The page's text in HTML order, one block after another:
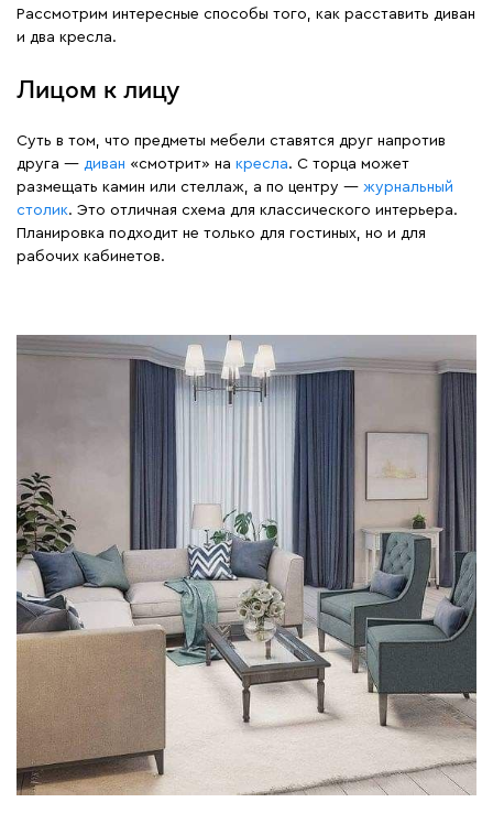
Рассмотрим интересные способы того, как расставить диван
и два кресла.
Лицом к лицу
Суть в том, что предметы мебели ставятся друг напротив
друга — диван «смотрит» на кресла. С торца может
размещать камин или стеллаж, а по центру — журнальный
столик. Это отличная схема для классического интерьера.
Планировка подходит не только для гостиных, но и для
рабочих кабинетов.